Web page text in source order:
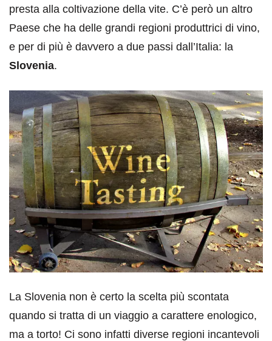
presta alla coltivazione della vite. C’è però un altro
Paese che ha delle grandi regioni produttrici di vino,
e per di più è davvero a due passi dall’Italia: la
Slovenia.
La Slovenia non è certo la scelta più scontata
quando si tratta di un viaggio a carattere enologico,
ma a torto! Ci sono infatti diverse regioni incantevoli